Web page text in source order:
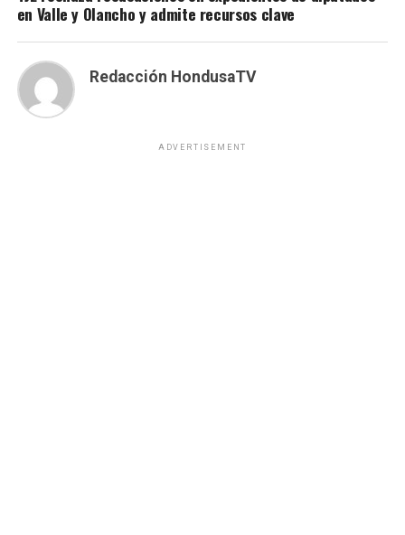
en Valle y Olancho y admite recursos clave
Redacción HondusaTV
ADVERTISEMENT